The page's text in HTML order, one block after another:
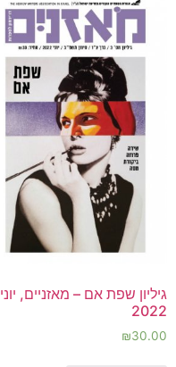
גיליון שפת אם – מאזניים, יוני
2022
₪30.00